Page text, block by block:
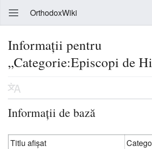
OrthodoxWiki
Informații pentru
„Categorie:Episcopi de
Informații de bază
Titlu afișat